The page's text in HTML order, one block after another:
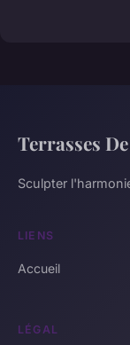
Terrasses
Sculpter
LIENS
Accueil
LÉGAL